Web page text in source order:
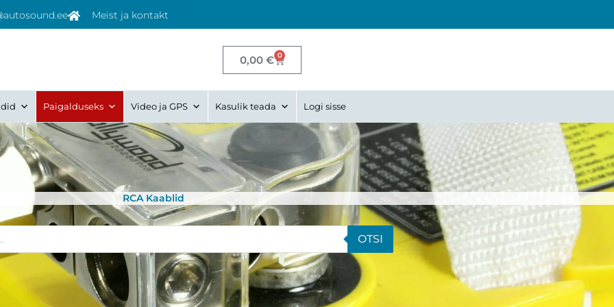
Meist ja kontakt
0,00€ 0
Cart
Paigalduseks Video ja GPS Kasulik teada Logi sisse
RCA Kaablid
OTSI